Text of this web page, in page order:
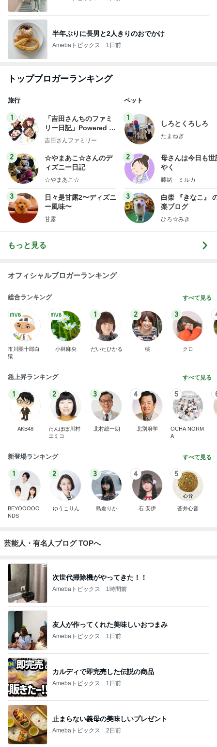
半年ぶりに長男と2人きりのおでかけ
Amebaトピックス 1日前
トップブロガーランキング
旅行
1
「吉田さんちのファミ
リー日記」Powered b
y Ameba 吉田さんファ
ログ
吉田さんファミリー
2
☆やまあこ☆さんのデ
ィズニー日記
☆やまあこ☆
3
日々是甘露2〜ディズニ
ー風味〜
甘露
ペット
1
しろとくろしろ
たまねぎ
2
母さんは今日も世
やく
藤緒 ミルカ
3
白柴 『きなこ』
楽ブログ
ひろ☆みき
もっと見る
オフィシャルブロガーランキング
総合ランキング すべて見る
市川團十郎白
猿
小林麻央
1
だいたひかる
2
桃
3
クロ
急上昇ランキング すべて見る
1
AKB48
2
たんぽぽ川村
エミコ
3
北村総一朗
4
北別府学
5
OCHA NORM
A
新登場ランキング すべて見る
1
BEYOOOOO
NDS
2
ゆうこりん
3
島倉りか
4
石 安伊
5
蒼井心音
芸能人・有名人ブログ TOPへ
次世代掃除機がやってきた！！
Amebaトピックス 1時間前
友人が作ってくれた美味しいおつまみ
Amebaトピックス 1日前
カルディで即完売した伝説の商品
Amebaトピックス 1日前
止まらない義母の美味しいプレゼント
Amebaトピックス 2日前